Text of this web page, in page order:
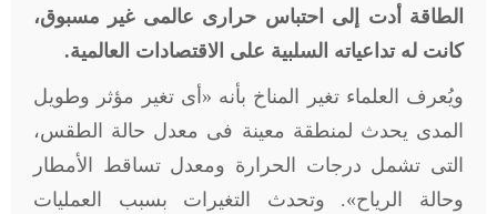
الطاقة أدت إلى احتباس حرارى عالمى غير مسبوق،
كانت له تداعياته السلبية على الاقتصادات العالمية.
ويُعرف العلماء تغير المناخ بأنه «أى تغير مؤثر وطويل
المدى يحدث لمنطقة معينة فى معدل حالة الطقس،
التى تشمل درجات الحرارة ومعدل تساقط الأمطار
وحالة الرياح». وتحدث التغيرات بسبب العمليات